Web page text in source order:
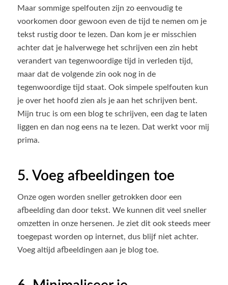
Maar sommige spelfouten zijn zo eenvoudig te
voorkomen door gewoon even de tijd te nemen om je
tekst rustig door te lezen. Dan kom je er misschien
achter dat je halverwege het schrijven een zin hebt
verandert van tegenwoordige tijd in verleden tijd,
maar dat de volgende zin ook nog in de
tegenwoordige tijd staat. Ook simpele spelfouten kun
je over het hoofd zien als je aan het schrijven bent.
Mijn truc is om een blog te schrijven, een dag te laten
liggen en dan nog eens na te lezen. Dat werkt voor mij
prima.
5. Voeg afbeeldingen toe
Onze ogen worden sneller getrokken door een
afbeelding dan door tekst. We kunnen dit veel sneller
omzetten in onze hersenen. Je ziet dit ook steeds meer
toegepast worden op internet, dus blijf niet achter.
Voeg altijd afbeeldingen aan je blog toe.